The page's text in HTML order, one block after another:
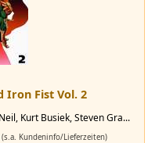
Iron Fist Vol. 2
Kurt Busiek, Steven Gra...
(s.a. Kundeninfo/Lieferzeiten)